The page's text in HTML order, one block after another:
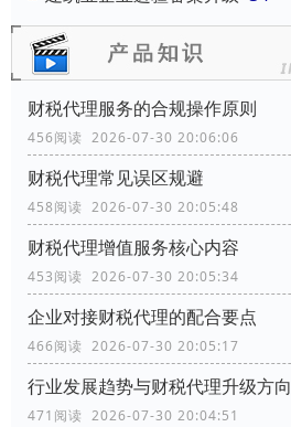
财税代理服务的合规操作原则
456阅读 2026-07-30 20:06:06
财税代理常见误区规避
458阅读 2026-07-30 20:05:48
财税代理增值服务核心内容
453阅读 2026-07-30 20:05:34
企业对接财税代理的配合要点
466阅读 2026-07-30 20:05:17
行业发展趋势与财税代理升级方向
471阅读 2026-07-30 20:04:51